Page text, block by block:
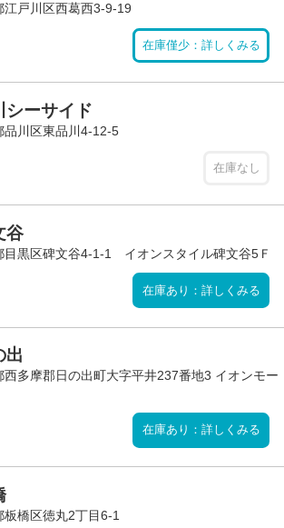
戸川区西葛西3-9-19
在庫僅少：詳しくみる
シーサイド
川区東品川4-12-5
在庫なし
谷
黒区碑文谷4-1-1 イオンスタイル碑文谷5Ｆ
在庫あり：詳しくみる
出
多摩郡日の出町大字平井237番地3 イオンモー
在庫あり：詳しくみる
橋区徳丸2丁目6-1